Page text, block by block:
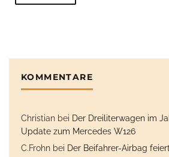
KOMMENTARE
Christian bei Der Dreiliterwagen im
Update zum Mercedes W126
C.Frohn bei Der Beifahrer-Airbag